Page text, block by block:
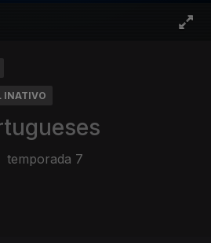
INATIVO
temporada 7